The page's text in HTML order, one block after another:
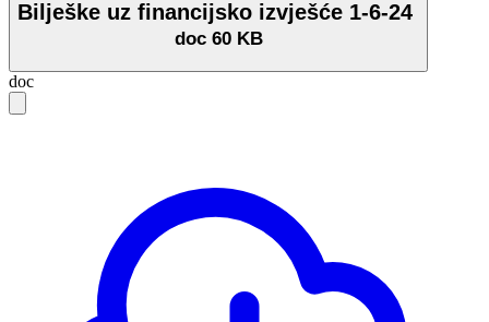
Bilješke uz financijsko izvješće 1-6-24
doc 60 KB
doc